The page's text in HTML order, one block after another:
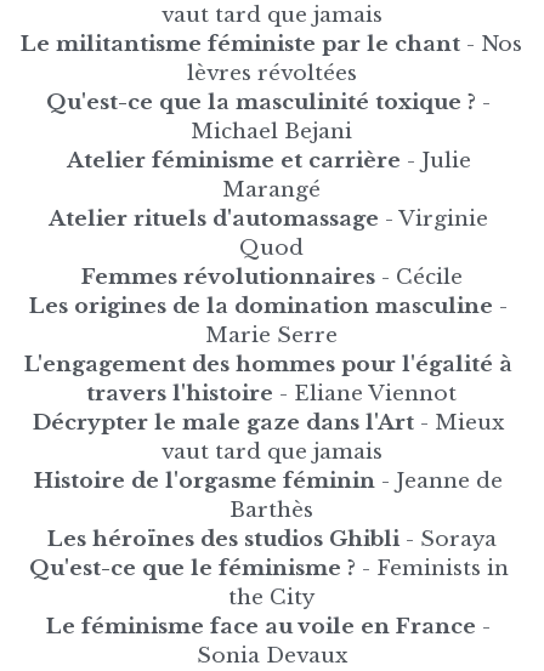
vaut tard que jamais
Le militantisme féministe par le chant - Nos
lèvres révoltées
Qu'est-ce que la masculinité toxique ? -
Michael Bejani
Atelier féminisme et carrière - Julie
Marangé
Atelier rituels d'automassage - Virginie
Quod
Femmes révolutionnaires - Cécile
Les origines de la domination masculine -
Marie Serre
L'engagement des hommes pour l'égalité à
travers l'histoire - Eliane Viennot
Décrypter le male gaze dans l'Art - Mieux
vaut tard que jamais
Histoire de l'orgasme féminin - Jeanne de
Barthès
Les héroïnes des studios Ghibli - Soraya
Qu'est-ce que le féminisme ? - Feminists in
the City
Le féminisme face au voile en France -
Sonia Devaux